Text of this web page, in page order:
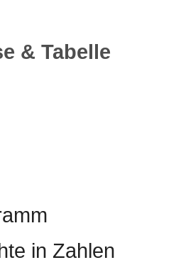
& Tabelle
in Zahlen